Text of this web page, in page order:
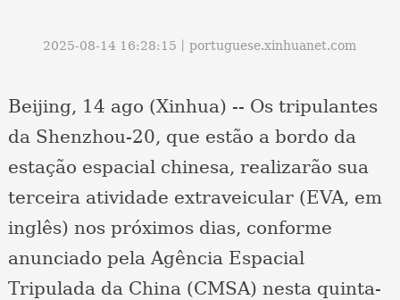
2025-08-14 16:28:15丨portuguese.xinhuanet.com
Beijing, 14 ago (Xinhua) -- Os tripulantes
da Shenzhou-20, que estão a bordo da
estação espacial chinesa, realizarão sua
terceira atividade extraveicular (EVA, em
inglês) nos próximos dias, conforme
anunciado pela Agência Espacial
Tripulada da China (CMSA) nesta quinta-